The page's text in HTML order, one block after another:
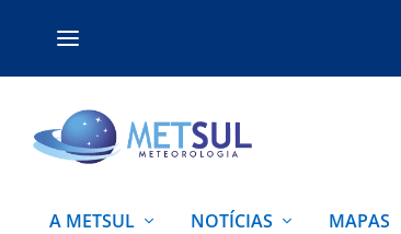
A METSUL NOTÍCIAS MAPAS